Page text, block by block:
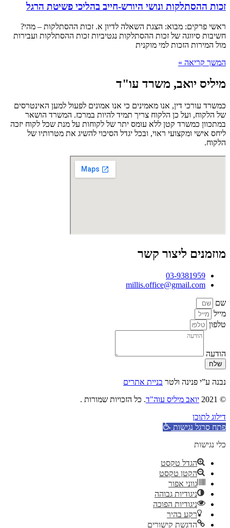
זכות ההסתלקות ונושי היורש-חייב בהליכי פשיטת הרגל
ראשי פרקים: מבוא: הצגת השאלה לדיון א. זכות ההסתלקות – מהי?
חשיבות סיווגה של זכות ההסתלקות נגטיביות זכות ההסתלקות ועבירות
מול המירות הזכות למי מוקנית
המשך קריאה »
מיליס יואב, משרד עו"ד
כמשרד עורכי דין, אנו מאמינים כי אנו אמונים לפעול למען האינטרסים
של הלקוח, ועל כן הלקוח צריך תמיד להיות במרכז. המשרד הושאר
במתכוון כמשרד קטן ללא עומס יתר של לקוחות על מנת שכל לקוח יזכה
ליחס אישי ומקצועי ראוי, ובכל יגדל הסיכוי להשיג את מטרותיו של
הלקוח.
מוזמנים ליצור קשר
03-9381959
millis.office@gmail.com
שם
מייל
טלפון
הודעה
שלח
נבנה ע”י פנינה ולטר בניית אתרים
© 2021
יואב מיליס עוה"ד. כל הזכויות שמורות .
דילוג לתוכן
פתח סרגל נגישות
כלי נגישות
הגדל טקסט
הקטן טקסט
גווני אפור
ניגודיות גבוהה
ניגודיות הפוכה
רקע בהיר
הדגשת קישורים